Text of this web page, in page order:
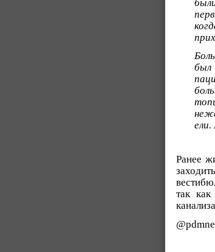
был
Ранее
так